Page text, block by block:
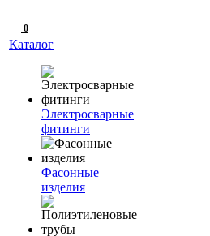
0
Каталог
Электросварные
фитинги
Фасонные
изделия